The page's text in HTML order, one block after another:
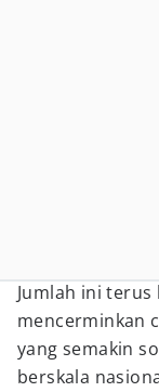
Jumlah ini
mencerminkan
yang semakin
berskala